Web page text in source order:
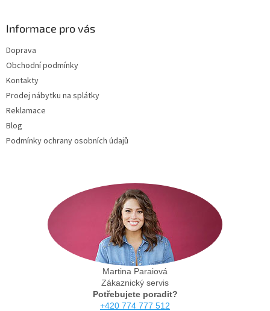
Informace pro vás
Doprava
Obchodní podmínky
Kontakty
Prodej nábytku na splátky
Reklamace
Blog
Podmínky ochrany osobních údajů
Martina Paraiová
Zákaznický servis
Potřebujete poradit?
+420 774 777 512